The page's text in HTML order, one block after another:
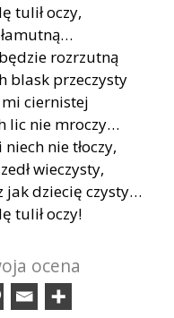
tulił oczy,
rozrzutną
blask przeczysty
mi ciernistej
lic nie mroczy…
nie tłoczy,
wieczysty,
jak dziecię czysty…
tulił oczy!
ocena